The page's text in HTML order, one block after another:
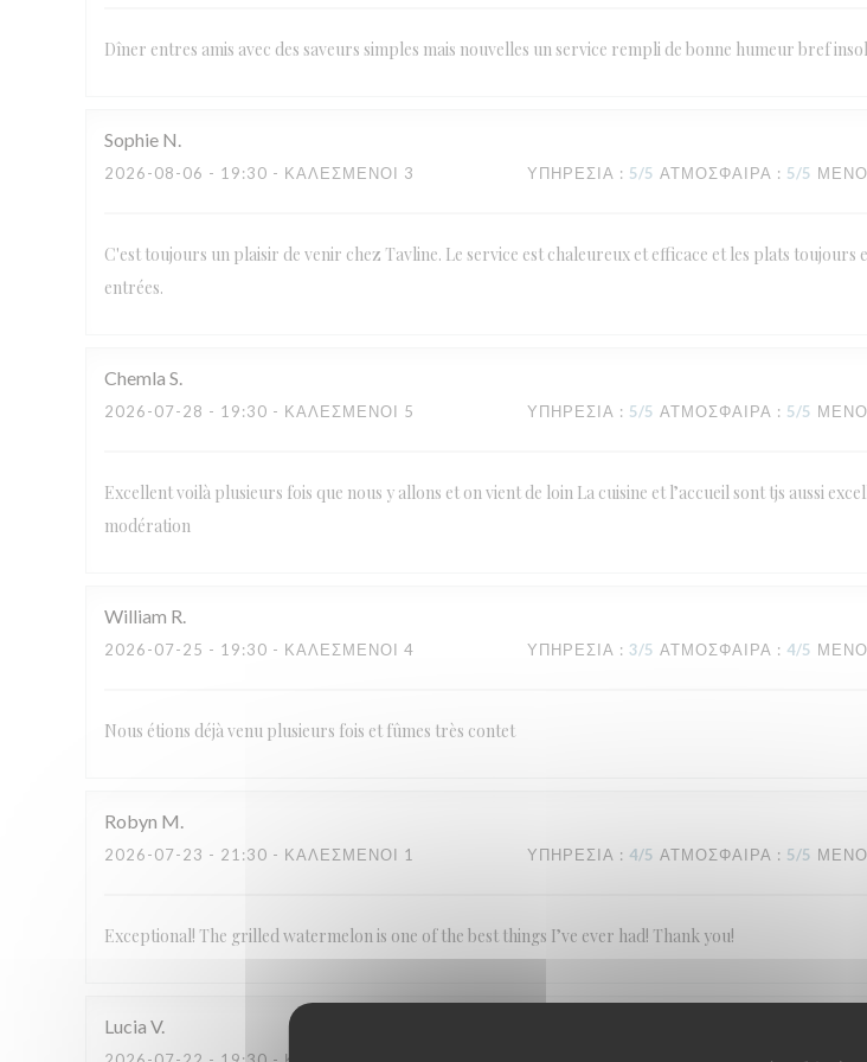
Dîner entres amis avec des saveurs simples mais nouvelles un service rempli de bonne humeur bref
Sophie N
2026-08-06 - 19:30 - ΚΑΛΕΣΜΈΝΟΙ 3 ΥΠΗΡΕΣΊΑ : 5/5 ΑΤΜΌΣΦΑΙΡΑ : 5/5
C'est toujours un plaisir de venir chez Tavline. Le service est chaleureux et efficace et les plats
entrées.
Chemla S
2026-07-28 - 19:30 - ΚΑΛΕΣΜΈΝΟΙ 5 ΥΠΗΡΕΣΊΑ : 5/5 ΑΤΜΌΣΦΑΙΡΑ : 5/5
Excellent voilà plusieurs fois que nous y allons et on vient de loin La cuisine et l’accueil sont tjs aussi
modération
William R
2026-07-25 - 19:30 - ΚΑΛΕΣΜΈΝΟΙ 4 ΥΠΗΡΕΣΊΑ : 3/5 ΑΤΜΌΣΦΑΙΡΑ : 4/5
Nous étions déjà venu plusieurs fois et fûmes très contet
Robyn M
2026-07-23 - 21:30 - ΚΑΛΕΣΜΈΝΟΙ 1 ΥΠΗΡΕΣΊΑ : 4/5 ΑΤΜΌΣΦΑΙΡΑ : 5/5
Exceptional! The grilled watermelon is one of the best things I’ve ever had! Thank you!
Lucia V